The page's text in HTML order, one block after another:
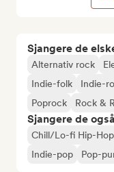
Sjangere de
Alternativ rock
Indie-folk
Indie-
Poprock
Rock &
Sjangere de
Chill/Lo-fi Hip-Hop
Indie-pop
Pop-